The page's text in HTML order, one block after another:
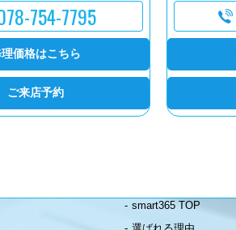
754-7795
価格はこちら
ご来店予約
smart365 TOP